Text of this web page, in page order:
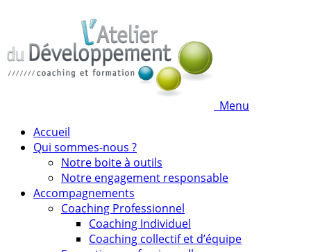
Menu
Accueil
Qui sommes-nous ?
Notre boite à outils
Notre engagement responsable
Accompagnements
Coaching Professionnel
Coaching Individuel
Coaching collectif et d’équipe